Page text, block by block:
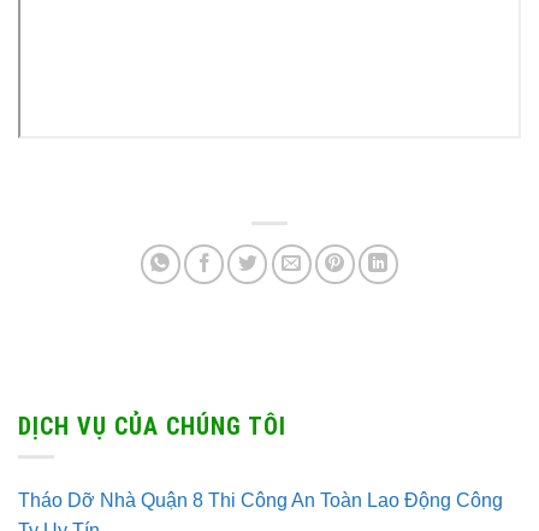
DỊCH VỤ CỦA CHÚNG TÔI
Tháo Dỡ Nhà Quận 8 Thi Công An Toàn Lao Động Công